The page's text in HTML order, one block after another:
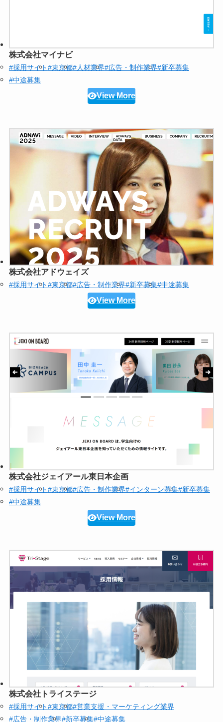
株式会社マイナビ
#採用サイト#東京都#人材業界#広告・制作業界#新卒募集
#中途募集
View More
株式会社アドウェイズ
#採用サイト#東京都#広告・制作業界#新卒募集#中途募集
View More
株式会社ジェイアール東日本企画
#採用サイト#東京都#広告・制作業界#インターン募集#新卒募集
#中途募集
View More
株式会社トライステージ
#採用サイト#東京都#営業支援・マーケティング業界
#広告・制作業界#新卒募集#中途募集